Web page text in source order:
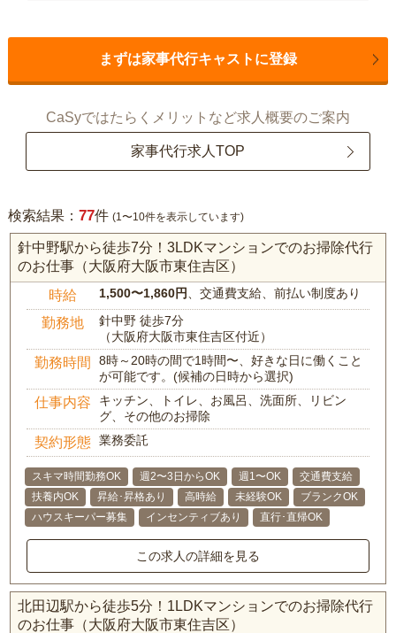
まずは家事代行キャストに登録
CaSyではたらくメリットなど求人概要のご案内
家事代行求人TOP
検索結果： 77件 (1〜10件を表示しています)
針中野駅から徒歩7分！3LDKマンションでのお掃除代行
のお仕事（大阪府大阪市東住吉区）
時給 1,500〜1,860円 、交通費支給、前払い制度あり
勤務地
針中野 徒歩7分
（大阪府大阪市東住吉区付近）
勤務時間
8時～20時の間で1時間〜、好きな日に働くこと
が可能です。(候補の日時から選択)
仕事内容
キッチン、トイレ、お風呂、洗面所、リビン
グ、その他のお掃除
契約形態 業務委託
スキマ時間勤務OK 週2〜3日からOK 週1〜OK
交通費支給
扶養内OK
昇給･昇格あり 高時給 未経験OK
ブランクOK
ハウスキーパー募集
インセンティブあり 直行･直帰OK
この求人の詳細を見る
北田辺駅から徒歩5分！1LDKマンションでのお掃除代行
のお仕事（大阪府大阪市東住吉区）